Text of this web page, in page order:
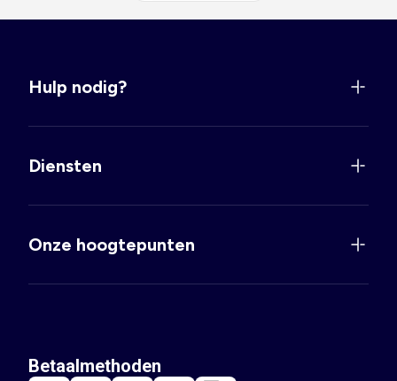
Hulp nodig?
Diensten
Onze hoogtepunten
Betaalmethoden